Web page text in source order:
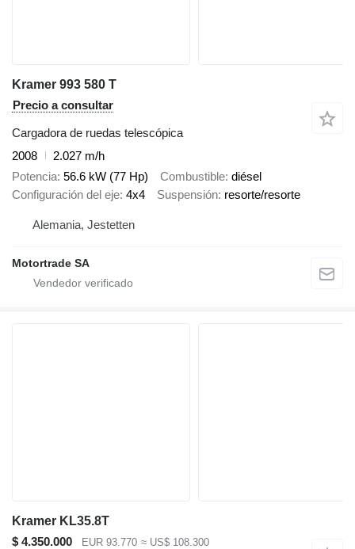
Kramer 993 580 T
Precio a consultar
Cargadora de ruedas telescópica
2008
2.027 m/h
Potencia 56.6 kW (77 Hp) Combustible diésel
Configuración del eje 4x4 Suspensión resorte/resorte
Alemania, Jestetten
Motortrade SA
Kramer KL35.8T
$ 4.350.000
EUR 93.770 ≈ US$ 108.300